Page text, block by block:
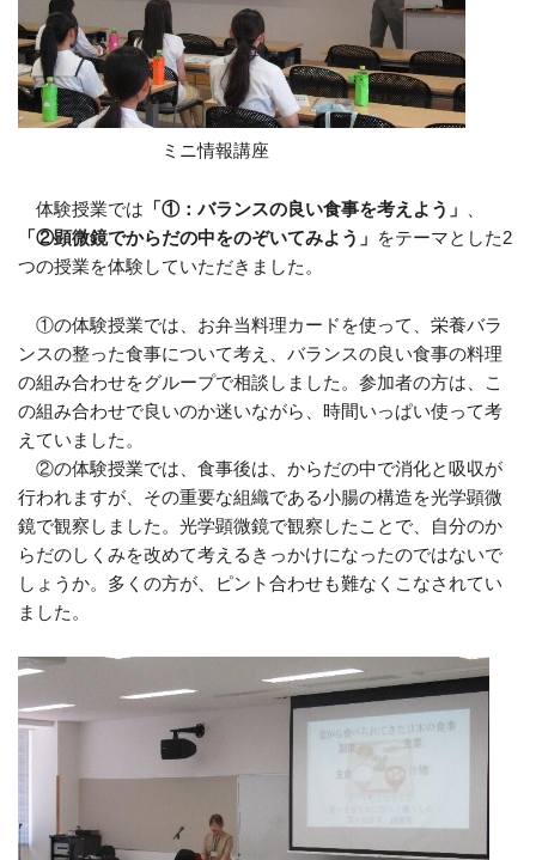
ミニ情報講座
体験授業では 「①：バランスの良い食事を考えよう」
「②顕微鏡でからだの中をのぞいてみよう」 をテーマとした2
つの授業を体験していただきました。
①の体験授業では、お弁当料理カードを使って、栄養バラ
ンスの整った食事について考え、バランスの良い食事の料理
の組み合わせをグループで相談しました。参加者の方は、こ
の組み合わせで良いのか迷いながら、時間いっぱい使って考
えていました。
②の体験授業では、食事後は、からだの中で消化と吸収が
行われますが、その重要な組織である小腸の構造を光学顕微
鏡で観察しました。光学顕微鏡で観察したことで、自分のか
らだのしくみを改めて考えるきっかけになったのではないで
しょうか。多くの方が、ピント合わせも難なくこなされてい
ました。